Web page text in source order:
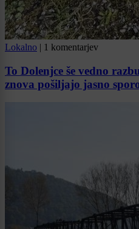
Lokalno | 1 komentarjev
To Dolenjce še vedno
znova pošiljajo jasno